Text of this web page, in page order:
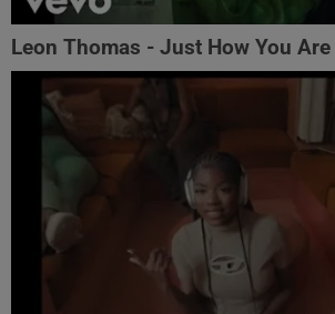
Leon Thomas - Just How You Are